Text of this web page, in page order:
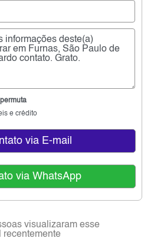
permuta
e crédito
via E-mail
via WhatsApp
visualizaram esse
recentemente